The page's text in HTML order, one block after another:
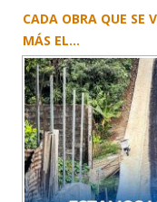
CADA OBRA QUE SE
MÁS EL...